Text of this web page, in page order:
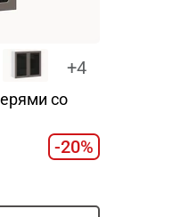
+4
со
-20%